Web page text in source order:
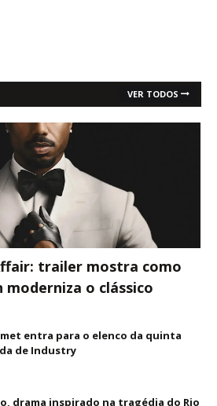
VER TODOS
trailer mostra como
moderniza o clássico
entra para o elenco da quinta
de Industry
drama inspirado na tragédia do Rio